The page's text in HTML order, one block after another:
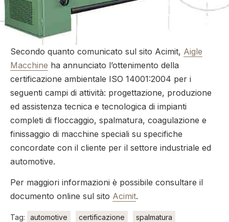
Secondo quanto comunicato sul sito Acimit, Aigle
Macchine ha annunciato l’ottenimento della
certificazione ambientale ISO 14001:2004 per i
seguenti campi di attività: progettazione, produzione
ed assistenza tecnica e tecnologica di impianti
completi di floccaggio, spalmatura, coagulazione e
finissaggio di macchine speciali su specifiche
concordate con il cliente per il settore industriale ed
automotive.
Per maggiori informazioni è possibile consultare il
documento online sul sito Acimit.
Tag: automotive certificazione spalmatura